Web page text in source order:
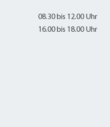
08.30 bis 12.00 Uhr
16.00 bis 18.00 Uhr